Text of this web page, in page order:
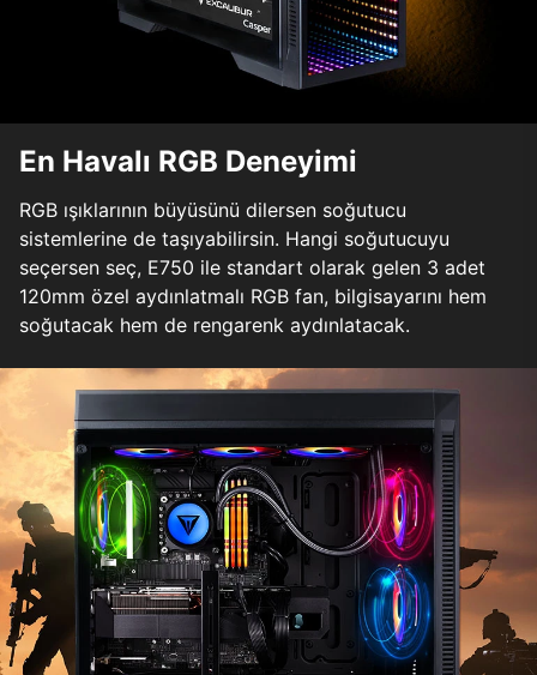
En Havalı RGB Deneyimi
RGB ışıklarının büyüsünü dilersen soğutucu
sistemlerine de taşıyabilirsin. Hangi soğutucuyu
seçersen seç, E750 ile standart olarak gelen 3 adet
120mm özel aydınlatmalı RGB fan, bilgisayarını hem
soğutacak hem de rengarenk aydınlatacak.